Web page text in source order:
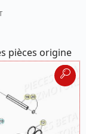
pièces origine